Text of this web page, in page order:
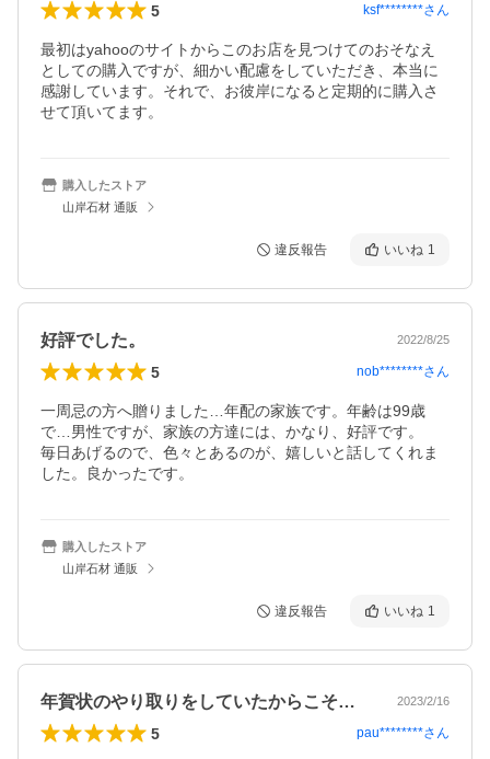
5 ksf********さん
最初はyahooのサイトからこのお店を見つけてのおそなえ
としての購入ですが、細かい配慮をしていただき、本当に
感謝しています。それで、お彼岸になると定期的に購入さ
せて頂いてます。
購入したストア
山岸石材 通販
違反報告 いいね 1
好評でした。 2022/8/25
5 nob********さん
一周忌の方へ贈りました…年配の家族です。年齢は99歳
で…男性ですが、家族の方達には、かなり、好評です。
毎日あげるので、色々とあるのが、嬉しいと話してくれま
した。良かったです。
購入したストア
山岸石材 通販
違反報告 いいね 1
年賀状のやり取りをしていたからこそ気づ… 2023/2/16
5 pau********さん